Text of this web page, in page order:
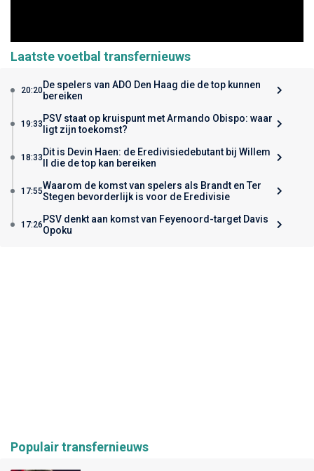
Laatste voetbal transfernieuws
20:20De spelers van ADO Den Haag die de top kunnen
bereiken
19:33 PSV staat op kruispunt met Armando Obispo: waar
ligt zijn toekomst?
18:33 Dit is Devin Haen: de Eredivisiedebutant bij Willem
II die de top kan bereiken
17:55Waarom de komst van spelers als Brandt en Ter
Stegen bevorderlijk is voor de Eredivisie
17:26 PSV denkt aan komst van Feyenoord-target Davis
Opoku
Populair transfernieuws